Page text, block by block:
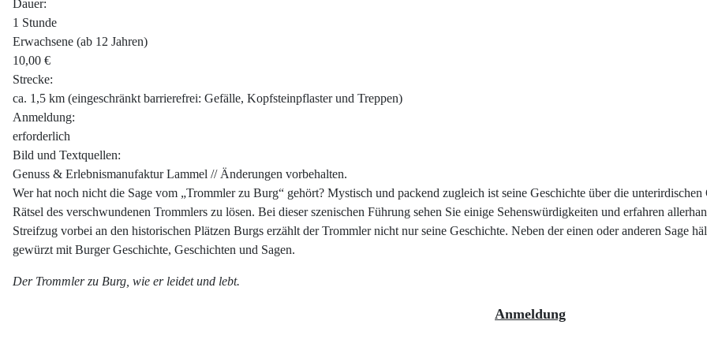
Dauer:
1 Stunde
Erwachsene (ab 12 Jahren)
10,00 €
Strecke:
ca. 1,5 km (eingeschränkt barrierefrei: Gefälle, Kopfsteinpflaster und Treppen)
Anmeldung:
erforderlich
Bild und Textquellen:
Genuss & Erlebnismanufaktur Lammel // Änderungen vorbehalten.
Wer hat noch nicht die Sage vom „Trommler zu Burg“ gehört? Mystisch und packend zugleich ist seine Geschichte über die
Rätsel des verschwundenen Trommlers zu lösen. Bei dieser szenischen Führung sehen Sie einige Sehenswürdigkeiten und erfahren
Streifzug vorbei an den historischen Plätzen Burgs erzählt der Trommler nicht nur seine Geschichte. Neben der einen oder anderen Sage
gewürzt mit Burger Geschichte, Geschichten und Sagen.
Der Trommler zu Burg, wie er leidet und lebt.
Anmeldung